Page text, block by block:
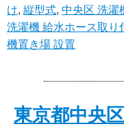
け,縦型式,中央区 洗濯
洗濯機 給水ホース取り
機置き場 設置
東京都中央